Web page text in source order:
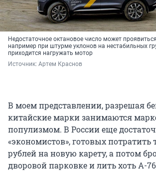
Недостаточное октановое число может
например при штурме уклонов на нестабильных
приходится нагружать мотор
Источник: Артем Краснов
В моем представлении, разрешая
китайские марки занимаются
популизмом. В России еще
«экономистов», готовых
рублей на новую карету, а потом
дворовой парковке и лить хоть А-